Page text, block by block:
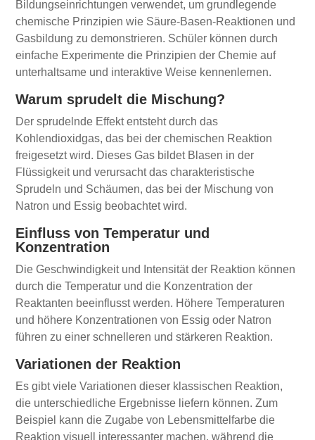
Bildungseinrichtungen verwendet, um grundlegende
chemische Prinzipien wie Säure-Basen-Reaktionen und
Gasbildung zu demonstrieren. Schüler können durch
einfache Experimente die Prinzipien der Chemie auf
unterhaltsame und interaktive Weise kennenlernen.
Warum sprudelt die Mischung?
Der sprudelnde Effekt entsteht durch das
Kohlendioxidgas, das bei der chemischen Reaktion
freigesetzt wird. Dieses Gas bildet Blasen in der
Flüssigkeit und verursacht das charakteristische
Sprudeln und Schäumen, das bei der Mischung von
Natron und Essig beobachtet wird.
Einfluss von Temperatur und
Konzentration
Die Geschwindigkeit und Intensität der Reaktion können
durch die Temperatur und die Konzentration der
Reaktanten beeinflusst werden. Höhere Temperaturen
und höhere Konzentrationen von Essig oder Natron
führen zu einer schnelleren und stärkeren Reaktion.
Variationen der Reaktion
Es gibt viele Variationen dieser klassischen Reaktion,
die unterschiedliche Ergebnisse liefern können. Zum
Beispiel kann die Zugabe von Lebensmittelfarbe die
Reaktion visuell interessanter machen, während die